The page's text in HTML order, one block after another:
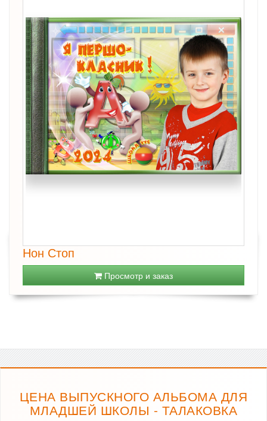
Нон Стоп
Просмотр и заказ
ЦЕНА ВЫПУСКНОГО АЛЬБОМА ДЛЯ
МЛАДШЕЙ ШКОЛЫ - ТАЛАКОВКА